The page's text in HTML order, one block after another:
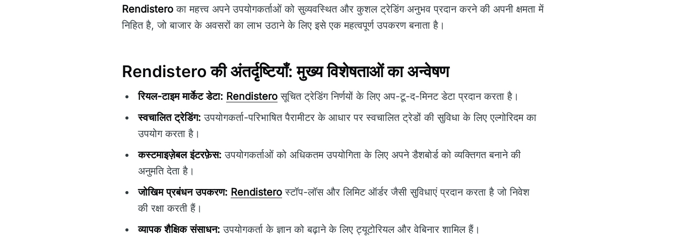
Rendistero का महत्त्व अपने उपयोगकर्ताओं को सुव्यवस्थित और कुशल ट्रेडिंग अनुभव प्रदान करने की अपनी क्षमता में
निहित है, जो बाजार के अवसरों का लाभ उठाने के लिए इसे एक महत्वपूर्ण उपकरण बनाता है।
Rendistero की अंतर्दृष्टियाँ: मुख्य विशेषताओं का अन्वेषण
रियल-टाइम मार्केट डेटा: Rendistero सूचित ट्रेडिंग निर्णयों के लिए अप-टू-द-मिनट डेटा प्रदान करता है।
स्वचालित ट्रेडिंग: उपयोगकर्ता-परिभाषित पैरामीटर के आधार पर स्वचालित ट्रेडों की सुविधा के लिए एल्गोरिदम का
उपयोग करता है।
कस्टमाइज़ेबल इंटरफ़ेस: उपयोगकर्ताओं को अधिकतम उपयोगिता के लिए अपने डैशबोर्ड को व्यक्तिगत बनाने की
अनुमति देता है।
जोखिम प्रबंधन उपकरण: Rendistero स्टॉप-लॉस और लिमिट ऑर्डर जैसी सुविधाएं प्रदान करता है जो निवेश
की रक्षा करती हैं।
व्यापक शैक्षिक संसाधन: उपयोगकर्ता के ज्ञान को बढ़ाने के लिए ट्यूटोरियल और वेबिनार शामिल हैं।